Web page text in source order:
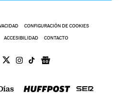
CONFIGURACIÓN DE COOKIES
ACCESIBILIDAD CONTACTO